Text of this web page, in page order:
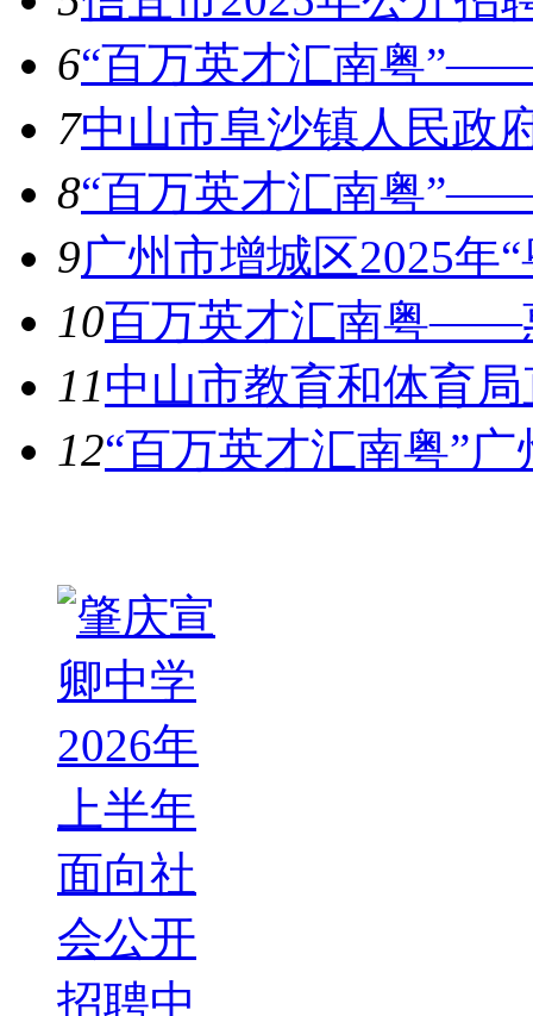
6“百万英才汇南粤
7中山市阜沙镇人民政
8“百万英才汇南粤
9广州市增城区2025年
10百万英才汇南粤——
11中山市教育和体育
12“百万英才汇南粤”